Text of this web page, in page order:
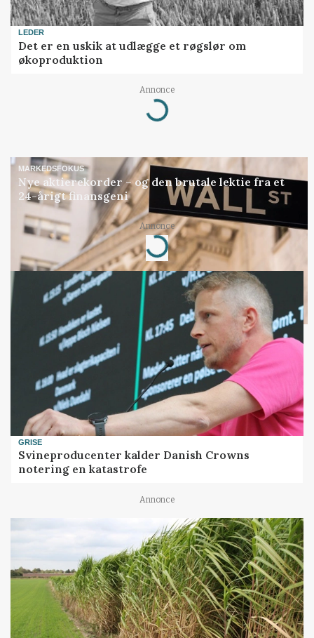
LEDER
Det er en uskik at udlægge et røgslør om
økoproduktion
Annonce
Loading...
MARKEDSFOKUS
Nye aktierekorder – og den brutale lektie fra et
24-årigt finansgeni
Annonce
Loading...
GRISE
Svineproducenter kalder Danish Crowns
notering en katastrofe
Annonce